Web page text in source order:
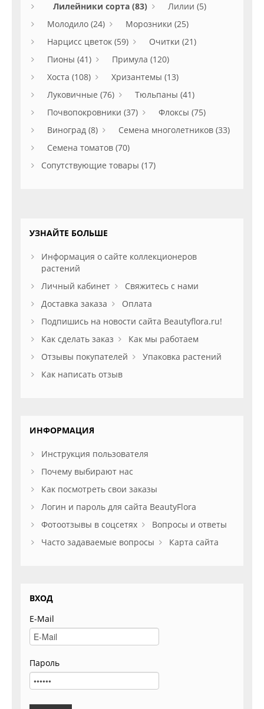
Лилейники сорта (83)
Лилии (5)
Молодило (24)
Морозники (25)
Нарцисс цветок (59)
Очитки (21)
Пионы (41)
Примула (120)
Хоста (108)
Хризантемы (13)
Луковичные (76)
Тюльпаны (41)
Почвопокровники (37)
Флоксы (75)
Виноград (8)
Семена многолетников (33)
Семена томатов (70)
Сопутствующие товары (17)
УЗНАЙТЕ БОЛЬШЕ
Информация о сайте коллекционеров
растений
Личный кабинет
Свяжитесь с нами
Доставка заказа
Оплата
Подпишись на новости сайта Beautyflora.ru!
Как сделать заказ
Как мы работаем
Отзывы покупателей
Упаковка растений
Как написать отзыв
ИНФОРМАЦИЯ
Инструкция пользователя
Почему выбирают нас
Как посмотреть свои заказы
Логин и пароль для сайта BeautyFlora
Фотоотзывы в соцсетях
Вопросы и ответы
Часто задаваемые вопросы
Карта сайта
ВХОД
E-Mail
Пароль